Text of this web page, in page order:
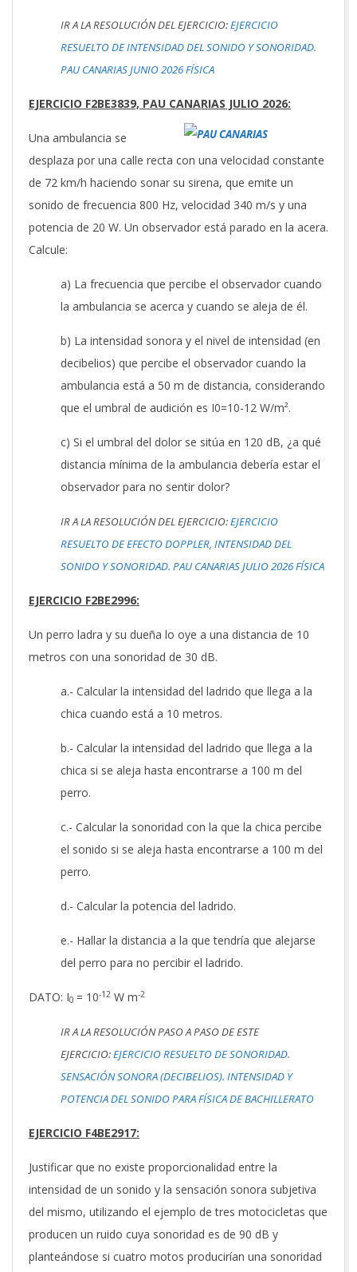
IR A LA RESOLUCIÓN DEL EJERCICIO:EJERCICIO
RESUELTO DE INTENSIDAD DEL SONIDO Y SONORIDAD.
PAU CANARIAS JUNIO 2026 FÍSICA
EJERCICIO F2BE3839, PAU CANARIAS JULIO 2026:
Una ambulancia se
desplaza por una calle recta con una velocidad constante
de 72 km/h haciendo sonar su sirena, que emite un
sonido de frecuencia 800 Hz, velocidad 340 m/s y una
potencia de 20 W. Un observador está parado en la acera.
Calcule:
a) La frecuencia que percibe el observador cuando
la ambulancia se acerca y cuando se aleja de él.
b) La intensidad sonora y el nivel de intensidad (en
decibelios) que percibe el observador cuando la
ambulancia está a 50 m de distancia, considerando
que el umbral de audición es I0=10-12 W/m².
c) Si el umbral del dolor se sitúa en 120 dB, ¿a qué
distancia mínima de la ambulancia debería estar el
observador para no sentir dolor?
IR A LA RESOLUCIÓN DEL EJERCICIO:EJERCICIO
RESUELTO DE EFECTO DOPPLER, INTENSIDAD DEL
SONIDO Y SONORIDAD. PAU CANARIAS JULIO 2026 FÍSICA
EJERCICIO F2BE2996:
Un perro ladra y su dueña lo oye a una distancia de 10
metros con una sonoridad de 30 dB.
a.- Calcular la intensidad del ladrido que llega a la
chica cuando está a 10 metros.
b.- Calcular la intensidad del ladrido que llega a la
chica si se aleja hasta encontrarse a 100 m del
perro.
c.- Calcular la sonoridad con la que la chica percibe
el sonido si se aleja hasta encontrarse a 100 m del
perro.
d.- Calcular la potencia del ladrido.
e.- Hallar la distancia a la que tendría que alejarse
del perro para no percibir el ladrido.
DATO: I0 = 10-12 W m-2
IR A LA RESOLUCIÓN PASO A PASO DE ESTE
EJERCICIO:EJERCICIO RESUELTO DE SONORIDAD.
SENSACIÓN SONORA (DECIBELIOS). INTENSIDAD Y
POTENCIA DEL SONIDO PARA FÍSICA DE BACHILLERATO
EJERCICIO F4BE2917:
Justificar que no existe proporcionalidad entre la
intensidad de un sonido y la sensación sonora subjetiva
del mismo, utilizando el ejemplo de tres motocicletas que
producen un ruido cuya sonoridad es de 90 dB y
planteándose si cuatro motos producirían una sonoridad